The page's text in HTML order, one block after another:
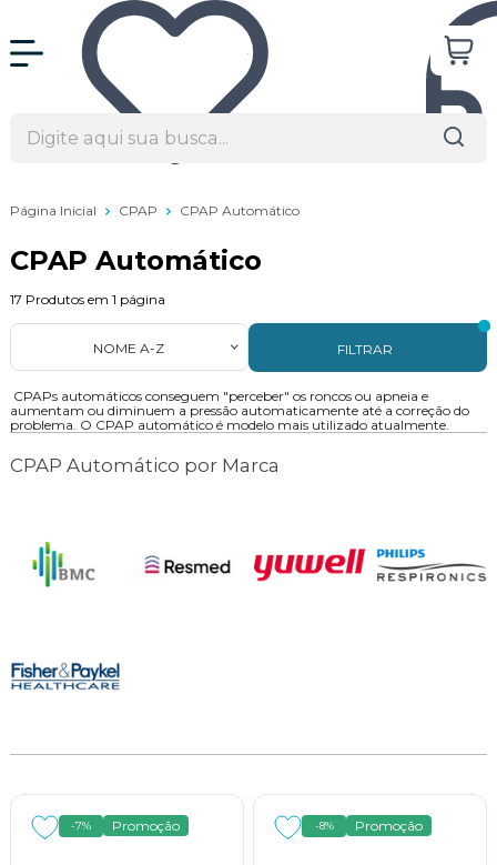
Página Inicial CPAP CPAP Automático
CPAP Automático
17 Produtos em 1 página
FILTRAR
NOME A-Z
CPAPs automáticos conseguem "perceber" os roncos ou apneia e
aumentam ou diminuem a pressão automaticamente até a correção do
problema. O CPAP automático é modelo mais utilizado atualmente.
CPAP Automático por Marca
-7% Promoção -8% Promoção